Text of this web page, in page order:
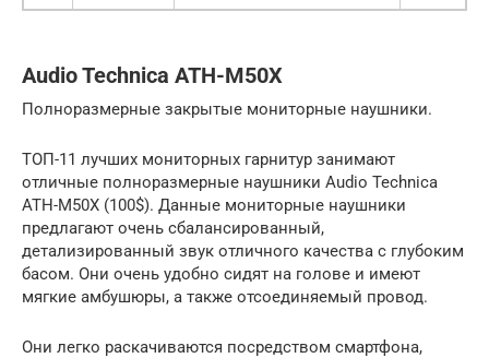
Audio Technica ATH-M50X
Полноразмерные закрытые мониторные наушники.
ТОП-11 лучших мониторных гарнитур занимают
отличные полноразмерные наушники Audio Technica
ATH-M50X (100$). Данные мониторные наушники
предлагают очень сбалансированный,
детализированный звук отличного качества с глубоким
басом. Они очень удобно сидят на голове и имеют
мягкие амбушюры, а также отсоединяемый провод.
Они легко раскачиваются посредством смартфона,